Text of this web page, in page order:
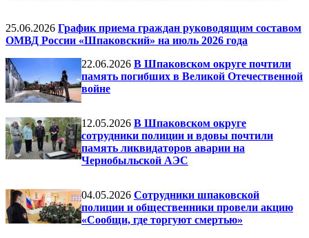
25.06.2026 График приема граждан руководящим составом
ОМВД России «Шпаковский» на июль 2026 года
22.06.2026 В Шпаковском округе почтили
память погибших в Великой Отечественной
войне
12.05.2026 В Шпаковском округе
сотрудники полиции и вдовы почтили
память ликвидаторов аварии на
Чернобыльской АЭС
04.05.2026 Сотрудники шпаковской
полиции и общественники провели акцию
«Сообщи, где торгуют смертью»